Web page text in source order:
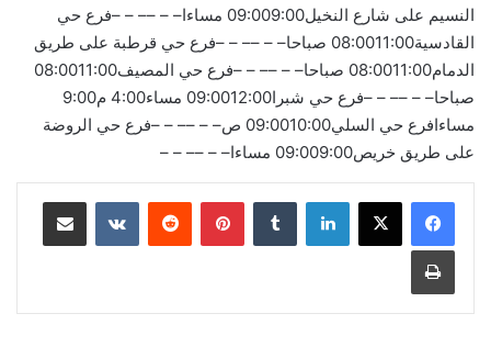
النسيم على شارع النخيل09:009:00 مساءا– – –– – –فرع حي
القادسية08:0011:00 صباحا– – –– – –فرع حي قرطبة على طريق
الدمام08:0011:00 صباحا– – –– – –فرع حي المصيف08:0011:00
صباحا– – –– – –فرع حي شبرا09:0012:00 مساء4:00 م9:00
مساءافرع حي السلي09:0010:00 ص– – –– – –فرع حي الروضة
على طريق خريص09:009:00 مساءا– – –– – –
لينكدإن بينتيريست مشاركة عبر البريد
طباعة